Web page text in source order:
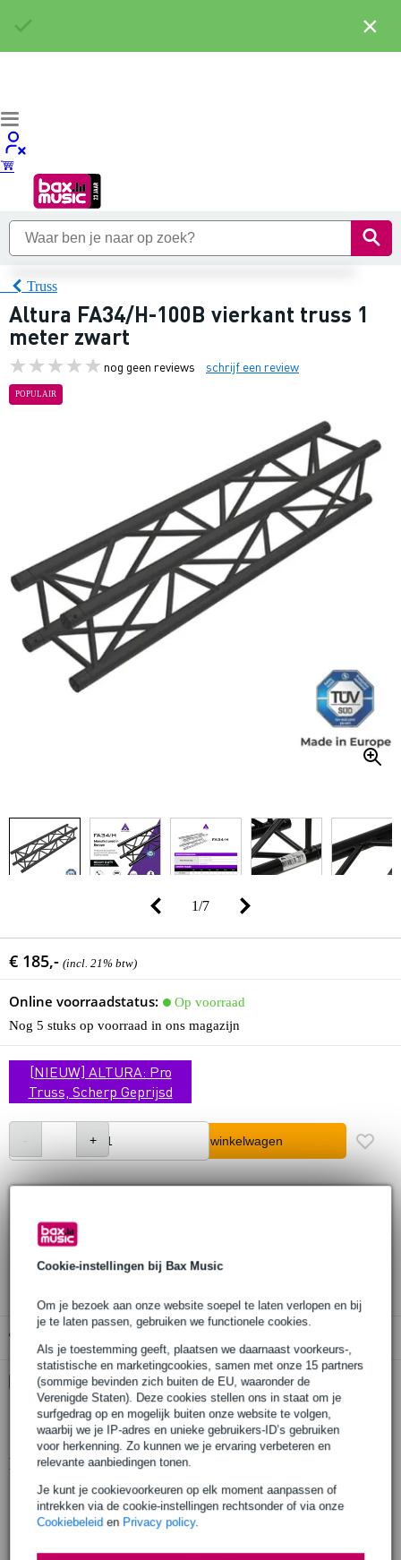
Cookie-instellingen bij Bax Music
Om je bezoek aan onze website soepel te laten verlopen en bij
je te laten passen, gebruiken we functionele cookies.
Als je toestemming geeft, plaatsen we daarnaast voorkeurs-,
statistische en marketingcookies, samen met onze 15 partners
(sommige bevinden zich buiten de EU, waaronder de
Verenigde Staten). Deze cookies stellen ons in staat om je
surfgedrag op en mogelijk buiten onze website te volgen,
waarbij we je IP-adres en unieke gebruikers-ID’s gebruiken
voor herkenning. Zo kunnen we je ervaring verbeteren en
relevante aanbiedingen tonen.
Je kunt je cookievoorkeuren op elk moment aanpassen of
intrekken via de cookie-instellingen rechtsonder of via onze
Cookiebeleid en Privacy policy.
Truss
Altura FA34/H-100B vierkant truss 1
meter zwart
nog geen reviews schrijf een review
POPULAIR
1/7
€ 185,- (incl. 21% btw)
Online voorraadstatus:
Op voorraad
Nog 5 stuks op voorraad in ons magazijn
[NIEUW] ALTURA: Pro
Truss, Scherp Geprijsd
In winkelwagen
30 dagen 'niet goed geld terug' garantie
3 jaar Bax Music garantie
Kies nu voor 2 jaar extra Bax Music garantie en meer
voordelen
€ 9,25 eenmalig
Productinformatie
geproduceerd in Europa volgens strenge eisen
gefabriceerd door een fabrikant met meer dan 20 jaar ervaring
×